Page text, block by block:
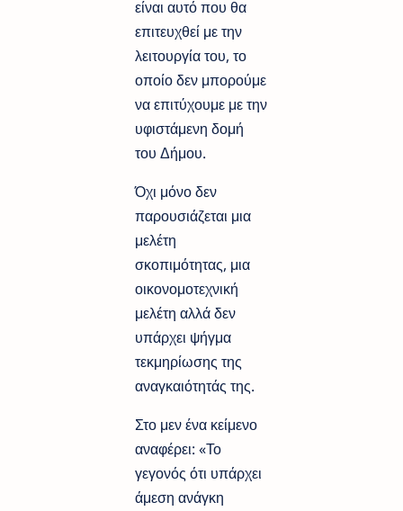
είναι αυτό που θα
επιτευχθεί με την
λειτουργία του, το
οποίο δεν μπορούμε
να επιτύχουμε με την
υφιστάμενη δομή
του Δήμου.
Όχι μόνο δεν
παρουσιάζεται μια
μελέτη
σκοπιμότητας, μια
οικονομοτεχνική
μελέτη αλλά δεν
υπάρχει ψήγμα
τεκμηρίωσης της
αναγκαιότητάς της.
Στο μεν ένα κείμενο
αναφέρει: «Το
γεγονός ότι υπάρχει
άμεση ανάγκη